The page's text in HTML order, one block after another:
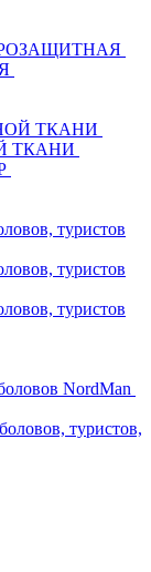
ТКАНИ
ТКАНИ
туристов
туристов
туристов
NordMan
туристов,